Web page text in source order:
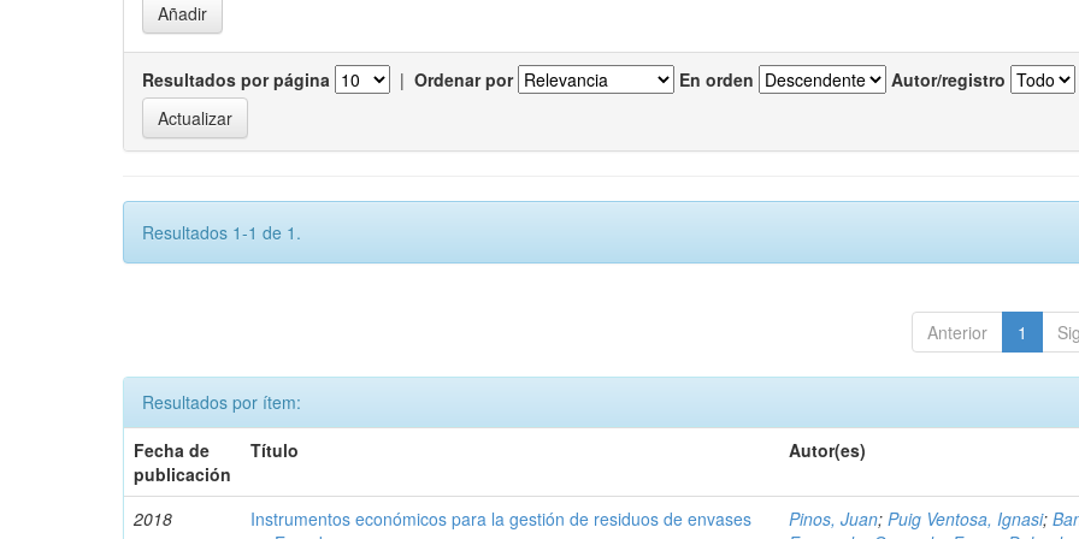
Resultados por página | Ordenar por En orden Autor/registro
Resultados 1-1 de 1.
Anterior 1
Resultados por ítem:
Fecha de
publicación
Título Autor(es)
2018
Instrumentos económicos para la gestión de residuos de envases
Pinos, Juan;Puig Ventosa, Ignasi;